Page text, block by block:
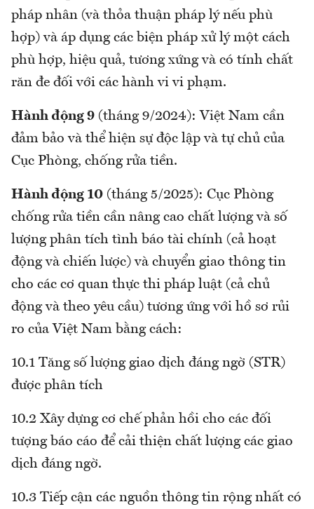
pháp nhân (và thỏa thuận pháp lý nếu phù
hợp) và áp dụng các biện pháp xử lý một cách
phù hợp, hiệu quả, tương xứng và có tính chất
răn đe đối với các hành vi vi phạm.
Hành động 9 (tháng 9/2024): Việt Nam cần
đảm bảo và thể hiện sự độc lập và tự chủ của
Cục Phòng, chống rửa tiền.
Hành động 10 (tháng 5/2025): Cục Phòng
chống rửa tiền cần nâng cao chất lượng và số
lượng phân tích tình báo tài chính (cả hoạt
động và chiến lược) và chuyển giao thông tin
cho các cơ quan thực thi pháp luật (cả chủ
động và theo yêu cầu) tương ứng với hồ sơ rủi
ro của Việt Nam bằng cách:
10.1 Tăng số lượng giao dịch đáng ngờ (STR)
được phân tích
10.2 Xây dựng cơ chế phản hồi cho các đối
tượng báo cáo để cải thiện chất lượng các giao
dịch đáng ngờ.
10.3 Tiếp cận các nguồn thông tin rộng nhất có